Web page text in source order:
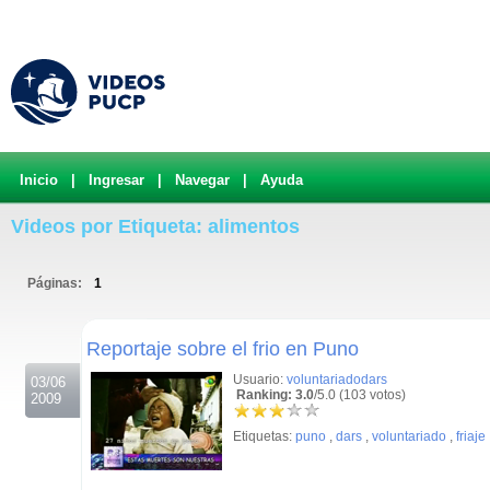
Inicio Ingresar Navegar Ayuda
Videos por Etiqueta: alimentos
Páginas: 1
03/06
2009
Reportaje sobre el frio en Puno
Usuario: voluntariadodars
Ranking: 3.0/5.0 (103 votos)
Etiquetas: puno , dars , voluntariado , friaje